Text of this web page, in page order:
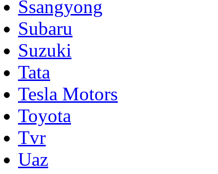
Ssangyong
Subaru
Suzuki
Tata
Tesla Motors
Toyota
Tvr
Uaz